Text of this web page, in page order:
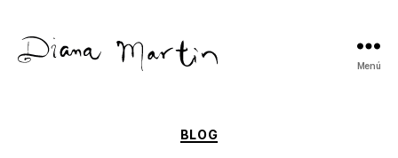
Menú
Categorías
BLOG